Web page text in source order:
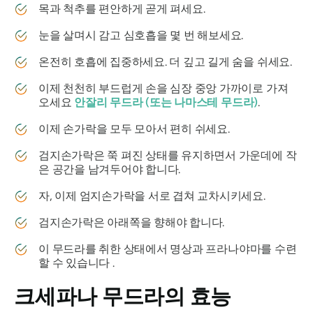
목과 척추를 편안하게 곧게 펴세요.
눈을 살며시 감고 심호흡을 몇 번 해보세요.
온전히 호흡에 집중하세요. 더 깊고 길게 숨을 쉬세요.
이제 천천히 부드럽게 손을 심장 중앙 가까이로 가져
오세요 안잘리 무드라(또는 나마스테 무드라).
이제 손가락을 모두 모아서 편히 쉬세요.
검지손가락은 쭉 펴진 상태를 유지하면서 가운데에 작
은 공간을 남겨두어야 합니다.
자, 이제 엄지손가락을 서로 겹쳐 교차시키세요.
검지손가락은 아래쪽을 향해야 합니다.
이 무드라를 취한 상태에서 명상과 프라나야마를 수련
할 수 있습니다 .
크세파나 무드라의 효능